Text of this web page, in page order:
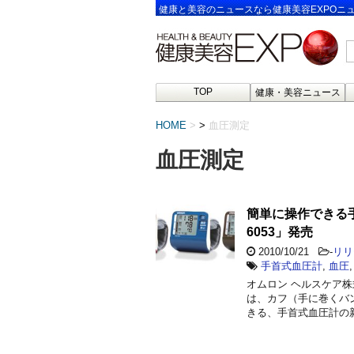
健康と美容のニュースなら健康美容EXPOニ
TOP 健康・美容ニュース
HOME > 血圧測定
血圧測定
簡単に操作できる
6053」発売
2010/10/21 - リ
手首式血圧計 血圧
オムロン ヘルスケア
は、カフ（手に巻くバ
きる、手首式血圧計の